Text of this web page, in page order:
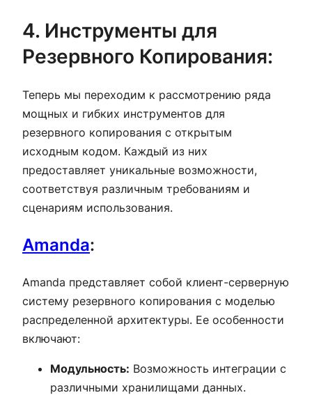
4. Инструменты для
Резервного Копирования:
Теперь мы переходим к рассмотрению ряда
мощных и гибких инструментов для
резервного копирования с открытым
исходным кодом. Каждый из них
предоставляет уникальные возможности,
соответствуя различным требованиям и
сценариям использования.
Amanda:
Amanda представляет собой клиент-серверную
систему резервного копирования с моделью
распределенной архитектуры. Ее особенности
включают:
Модульность: Возможность интеграции с
различными хранилищами данных.